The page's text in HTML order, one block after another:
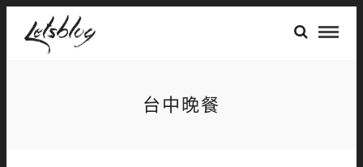
台中晚餐